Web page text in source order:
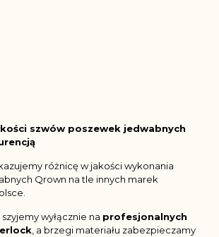
szwów poszewek jedwabnych
różnicę w jakości wykonania
Qrown na tle innych marek
wyłącznie na profesjonalnych
, a brzegi materiału zabezpieczamy